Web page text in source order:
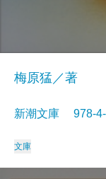
梅原猛／著
新潮文庫 978-
文庫